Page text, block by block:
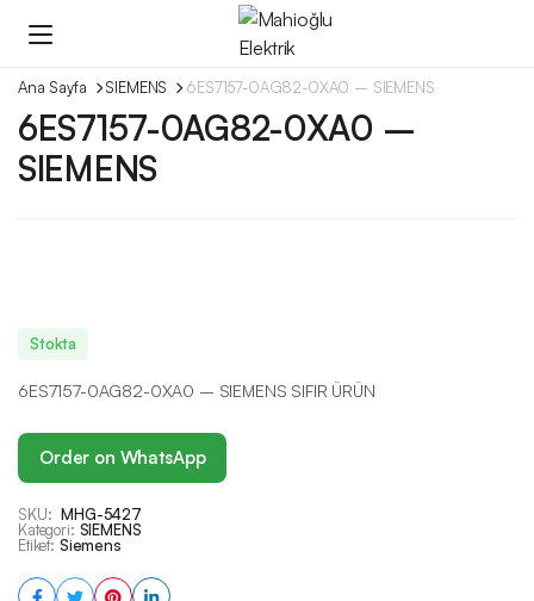
Ana Sayfa SIEMENS 6ES7157-0AG82-0XA0 – SIEMENS
6ES7157-0AG82-0XA0 –
SIEMENS
Stokta
6ES7157-0AG82-0XA0 – SIEMENS SIFIR ÜRÜN
Order on WhatsApp
SKU: MHG-5427
Kategori: SIEMENS
Etiket: Siemens